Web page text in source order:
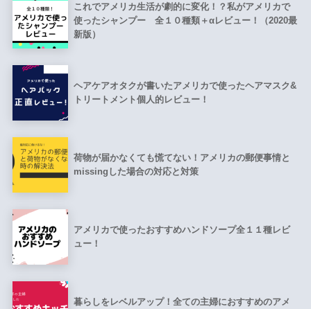
これでアメリカ生活が劇的に変化！？私がアメリカで
使ったシャンプー 全１０種類＋αレビュー！（2020最
新版）
ヘアケアオタクが書いたアメリカで使ったヘアマスク&
トリートメント個人的レビュー！
荷物が届かなくても慌てない！アメリカの郵便事情と
missingした場合の対応と対策
アメリカで使ったおすすめハンドソープ全１１種レビ
ュー！
暮らしをレベルアップ！全ての主婦におすすめのアメ